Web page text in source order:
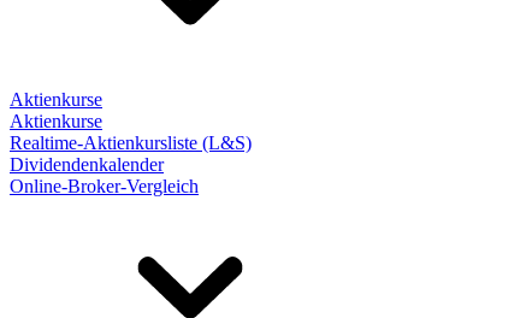
Aktienkurse
Aktienkurse
Realtime-Aktienkursliste (L&S)
Dividendenkalender
Online-Broker-Vergleich